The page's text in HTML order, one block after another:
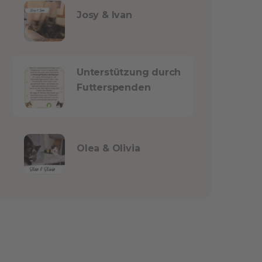
Josy & Ivan
Unterstützung durch
Futterspenden
Olea & Olivia